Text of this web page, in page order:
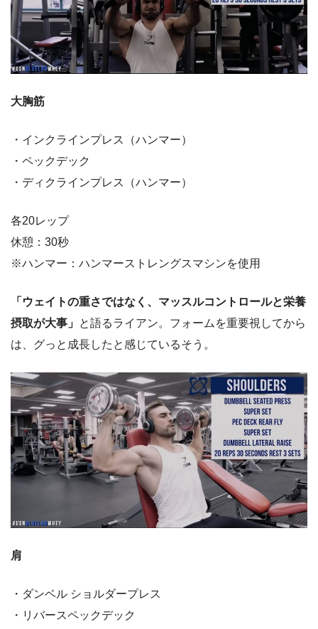
大胸筋
・インクラインプレス（ハンマー）
・ペックデック
・ディクラインプレス（ハンマー）
各20レップ
休憩：30秒
※ハンマー：ハンマーストレングスマシンを使用
「ウェイトの重さではなく、マッスルコントロールと栄養
摂取が大事」 と語るライアン。フォームを重要視してから
は、グっと成長したと感じているそう。
肩
・ダンベル ショルダープレス
・リバースペックデック